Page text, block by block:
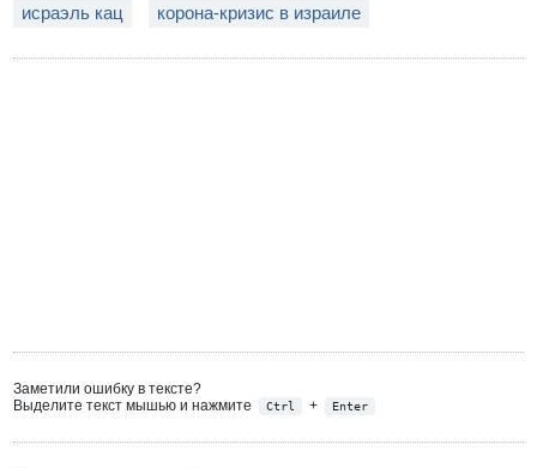
исраэль кац
корона-кризис в израиле
Заметили ошибку в тексте?
Выделите текст мышью и нажмите
Ctrl + Enter